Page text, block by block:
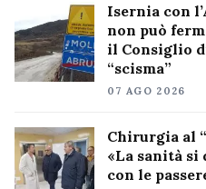
Isernia con
non può
il Consiglio
“scisma”
07 AGO 2026
Chirurgia al
«La sanità
con le